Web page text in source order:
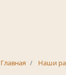
Главная Наши